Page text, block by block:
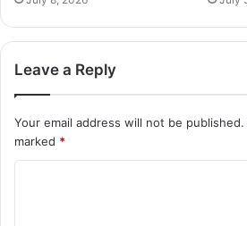
Leave a Reply
Your email address will not be published.
marked *